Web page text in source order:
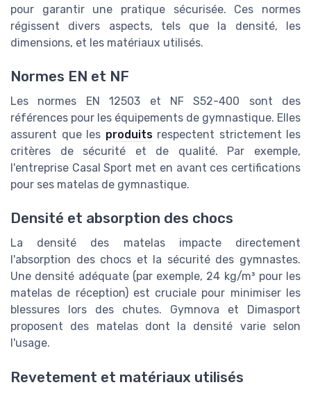
pour garantir une pratique sécurisée. Ces normes
régissent divers aspects, tels que la densité, les
dimensions, et les matériaux utilisés.
Normes EN et NF
Les normes EN 12503 et NF S52-400 sont des
références pour les équipements de gymnastique. Elles
assurent que les produitsrespectent strictement les
critères de sécurité et de qualité. Par exemple,
l'entreprise Casal Sport met en avant ces certifications
pour ses matelas de gymnastique.
Densité et absorption des chocs
La densité des matelas impacte directement
l'absorption des chocs et la sécurité des gymnastes.
Une densité adéquate (par exemple, 24 kg/m³ pour les
matelas de réception) est cruciale pour minimiser les
blessures lors des chutes. Gymnova et Dimasport
proposent des matelas dont la densité varie selon
l'usage.
Revetement et matériaux utilisés